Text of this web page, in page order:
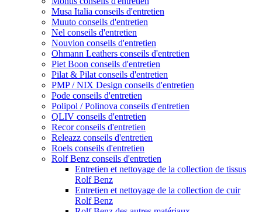
Musa Italia conseils d'entretien
Muuto conseils d'entretien
Nel conseils d'entretien
Nouvion conseils d'entretien
Ohmann Leathers conseils d'entretien
Piet Boon conseils d'entretien
Pilat & Pilat conseils d'entretien
PMP / NIX Design conseils d'entretien
Pode conseils d'entretien
Polipol / Polinova conseils d'entretien
QLIV conseils d'entretien
Recor conseils d'entretien
Releazz conseils d'entretien
Roels conseils d'entretien
Rolf Benz conseils d'entretien
Entretien et nettoyage de la collection de tissus
Rolf Benz
Entretien et nettoyage de la collection de cuir
Rolf Benz